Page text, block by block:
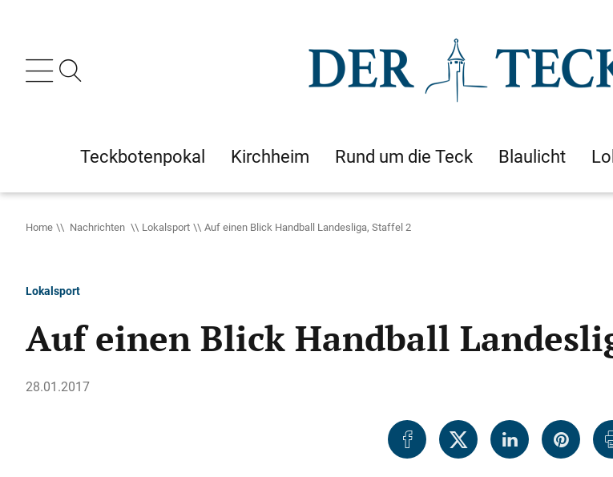
Teckbotenpokal Kirchheim Rund um die Teck Blaulicht
Home Nachrichten Lokalsport Auf einen Blick Handball Landesliga, Staffel 2
Lokalsport
Auf einen Blick Handball
28.01.2017